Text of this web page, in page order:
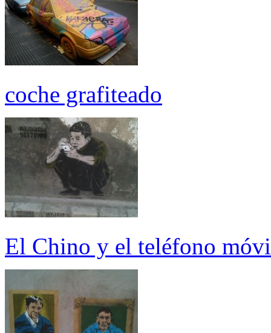
coche grafiteado
El Chino y el teléfono